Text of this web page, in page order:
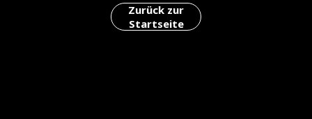
Zurück zur
Startseite